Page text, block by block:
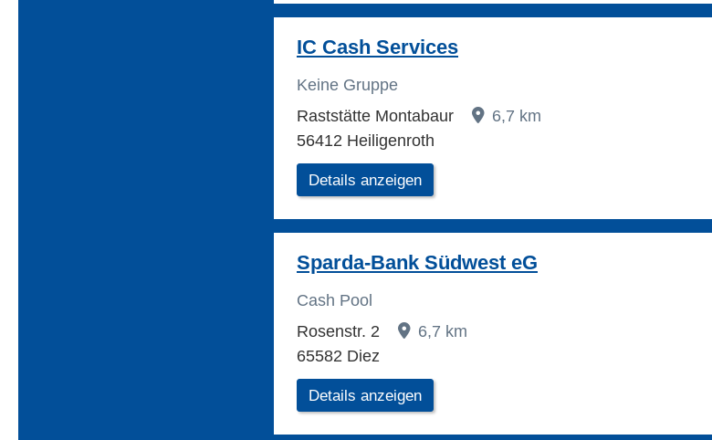
IC Cash Services
Keine Gruppe
Raststätte Montabaur
6,7 km
56412 Heiligenroth
Details anzeigen
Sparda-Bank Südwest eG
Cash Pool
Rosenstr. 2
6,7 km
65582 Diez
Details anzeigen